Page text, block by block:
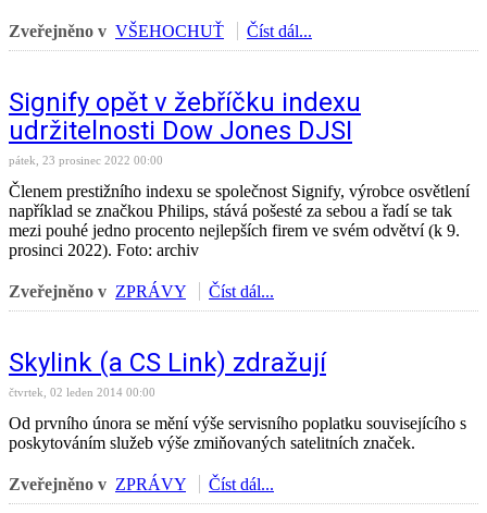
Zveřejněno v VŠEHOCHUŤ Číst dál...
Signify opět v žebříčku indexu
udržitelnosti Dow Jones DJSI
pátek, 23 prosinec 2022 00:00
Členem prestižního indexu se společnost Signify, výrobce osvětlení
například se značkou Philips, stává pošesté za sebou a řadí se tak
mezi pouhé jedno procento nejlepších firem ve svém odvětví (k 9.
prosinci 2022). Foto: archiv
Zveřejněno v ZPRÁVY Číst dál...
Skylink (a CS Link) zdražují
čtvrtek, 02 leden 2014 00:00
Od prvního února se mění výše servisního poplatku souvisejícího s
poskytováním služeb výše zmiňovaných satelitních značek.
Zveřejněno v ZPRÁVY Číst dál...